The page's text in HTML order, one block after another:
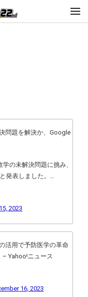
問題を解決か、Google
の未解決問題に挑み、
発表しました。…
2023
活用で予防医学の革命
– Yahoo!ニュース
16, 2023